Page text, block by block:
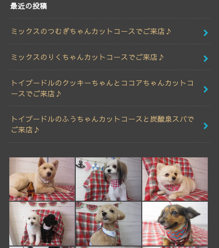
最近の投稿
ミックスのつむぎちゃんカットコースでご来店♪
ミックスのりくちゃんカットコースでご来店♪
トイプードルのクッキーちゃんとココアちゃんカットコ
ースでご来店♪
トイプードルのふうちゃんカットコースと炭酸泉スパで
ご来店♪